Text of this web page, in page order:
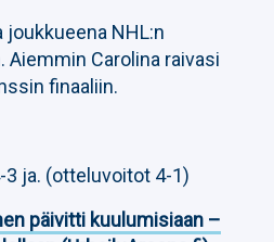
NHL:n
Carolina raivasi
finaaliin.
ja. (otteluvoitot 4-1)
päivitti kuulumisiaan –